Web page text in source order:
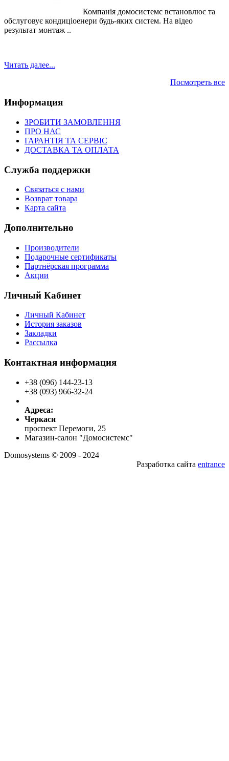
Компанія домосистемс встановлює та
обслуговує кондиціоенери будь-яких систем. На відео
результат монтаж ..
Читать далее...
Посмотреть все
Информация
ЗРОБИТИ ЗАМОВЛЕННЯ
ПРО НАС
ГАРАНТІЯ ТА СЕРВІС
ДОСТАВКА ТА ОПЛАТА
Служба поддержки
Связаться с нами
Возврат товара
Карта сайта
Дополнительно
Производители
Подарочные сертификаты
Партнёрская программа
Акции
Личный Кабинет
Личный Кабинет
История заказов
Закладки
Рассылка
Контактная информация
+38 (096) 144-23-13
+38 (093) 966-32-24
Адреса:
Черкаси
проспект Перемоги, 25
Магазин-салон "Домосистемс"
Domosystems © 2009 - 2024
Разработка сайта entrance